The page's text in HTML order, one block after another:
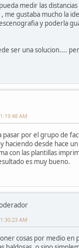
medir las distancias
me gustaba mucho la
y poderla
ser una solucion....
AM
pasar por el grupo de
haciendo desde hace
con las plantillas
es muy bueno.
AM
cosas por medio en